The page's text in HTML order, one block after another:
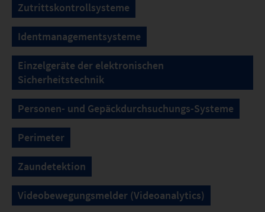
Zutrittskontrollsysteme
Identmanagementsysteme
Einzelgeräte der elektronischen
Sicherheitstechnik
Personen- und Gepäckdurchsuchungs-Systeme
Perimeter
Zaundetektion
Videobewegungsmelder (Videoanalytics)